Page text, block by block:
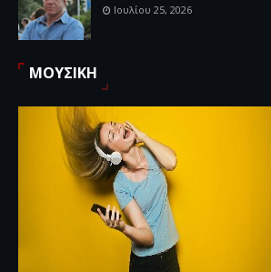
Ιουλίου 25, 2026
ΜΟΥΣΙΚΗ